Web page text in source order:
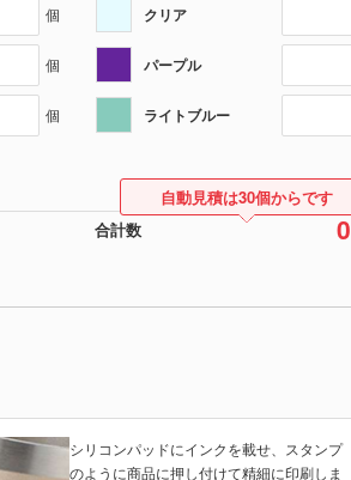
個 クリア
個 パープル
個 ライトブルー
合計数 0
自動見積は30個からです
シリコンパッドにインクを載せ、スタンプ
のように商品に押し付けて精細に印刷しま